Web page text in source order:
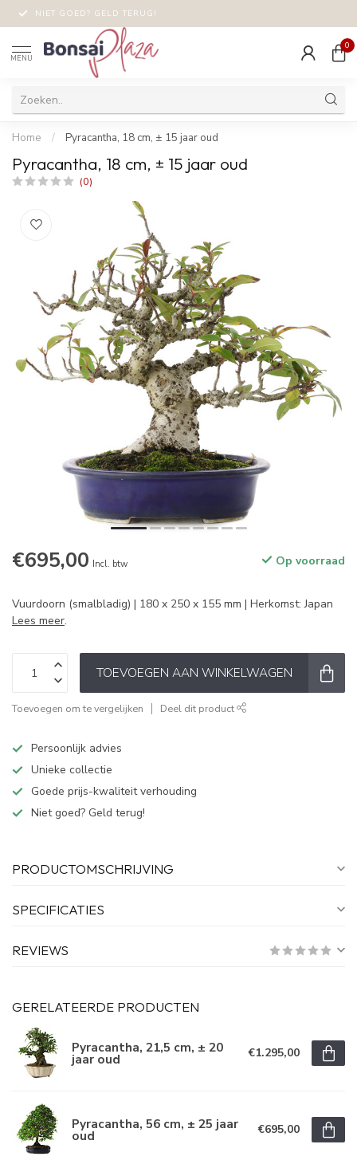
NIET GOED? GELD TERUG!
MENU
0
Home / Pyracantha, 18 cm, ± 15 jaar oud
Pyracantha, 18 cm, ± 15 jaar oud
(0)
€695,00 Incl. btw Op voorraad
Vuurdoorn (smalbladig) | 180 x 250 x 155 mm | Herkomst: Japan
Lees meer.
TOEVOEGEN AAN WINKELWAGEN
Toevoegen om te vergelijken Deel dit product
Persoonlijk advies
Unieke collectie
Goede prijs-kwaliteit verhouding
Niet goed? Geld terug!
PRODUCTOMSCHRIJVING
SPECIFICATIES
REVIEWS
GERELATEERDE PRODUCTEN
Pyracantha, 21,5 cm, ± 20
jaar oud €1.295,00
Pyracantha, 56 cm, ± 25 jaar
oud €695,00